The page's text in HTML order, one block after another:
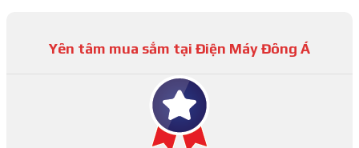
Yên tâm mua sắm tại Điện Máy Đông Á